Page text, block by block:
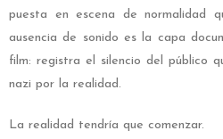
puesta en escena de normalidad
ausencia de sonido es la capa
film: registra el silencio del público
nazi por la realidad.
La realidad tendría que comenzar.